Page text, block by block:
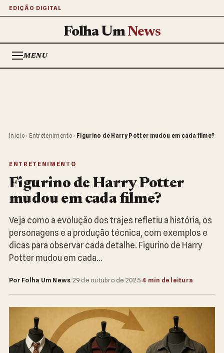
EDIÇÃO DIGITAL
Folha UmNews
MENU
Início › Entretenimento › Figurino de Harry Potter mudou em cada filme?
ENTRETENIMENTO
Figurino de Harry Potter
mudou em cada filme?
Veja como a evolução dos trajes refletiu a história, os
personagens e a produção técnica, com exemplos e
dicas para observar cada detalhe. Figurino de Harry
Potter mudou em cada…
Por Folha Um News·29 de outubro de 2025·4 min de leitura